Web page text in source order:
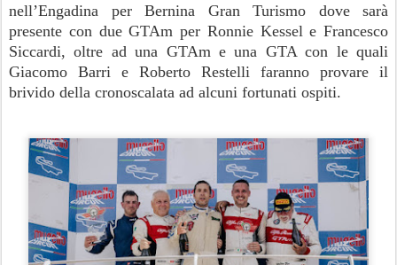
nell’Engadina per Bernina Gran Turismo dove sarà
presente con due GTAm per Ronnie Kessel e Francesco
Siccardi, oltre ad una GTAm e una GTA con le quali
Giacomo Barri e Roberto Restelli faranno provare il
brivido della cronoscalata ad alcuni fortunati ospiti.